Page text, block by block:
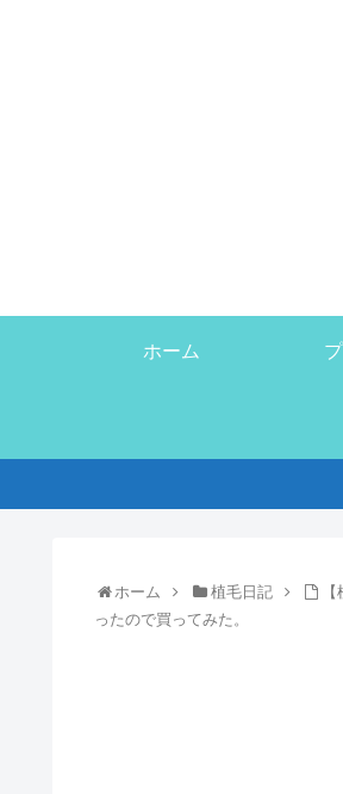
ホーム
ホーム 植毛日記
ったので買ってみた。